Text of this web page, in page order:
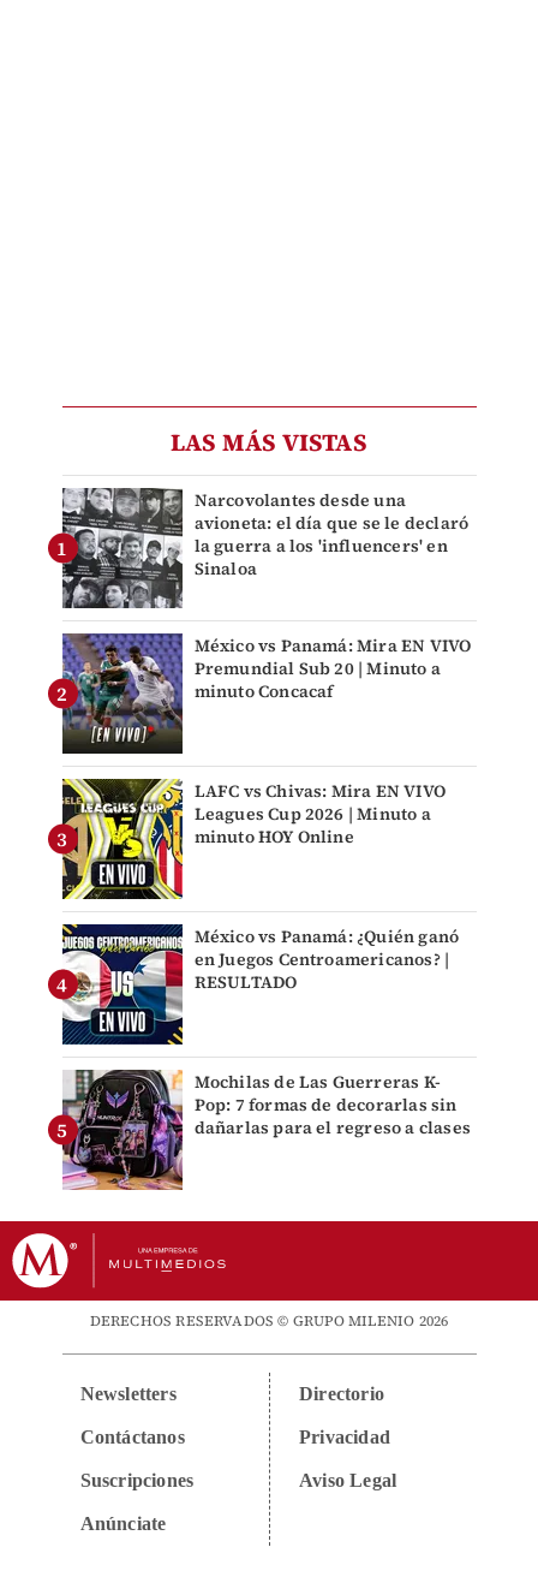
LAS MÁS VISTAS
Narcovolantes desde una
avioneta: el día que se le declaró
la guerra a los 'influencers' en
Sinaloa
México vs Panamá: Mira EN VIVO
Premundial Sub 20 | Minuto a
minuto Concacaf
LAFC vs Chivas: Mira EN VIVO
Leagues Cup 2026 | Minuto a
minuto HOY Online
México vs Panamá: ¿Quién ganó
en Juegos Centroamericanos? |
RESULTADO
Mochilas de Las Guerreras K-
Pop: 7 formas de decorarlas sin
dañarlas para el regreso a clases
DERECHOS RESERVADOS © GRUPO MILENIO 2026
Newsletters
Contáctanos
Suscripciones
Anúnciate
Directorio
Privacidad
Aviso Legal